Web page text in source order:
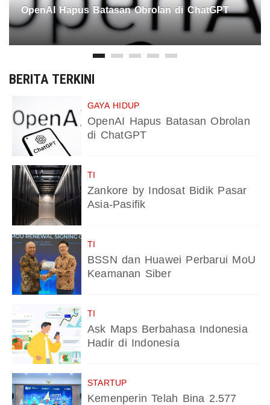
OpenAI Hapus Batasan Obrolan di ChatGPT
BERITA TERKINI
GAYA HIDUP
OpenAI Hapus Batasan Obrolan
di ChatGPT
TI
Zankore by Indosat Bidik Pasar
Asia-Pasifik
TI
BSSN dan Huawei Perbarui MoU
Keamanan Siber
TI
Ask Maps Berbahasa Indonesia
Hadir di Indonesia
STARTUP
Kemenperin Telah Bina 2.577